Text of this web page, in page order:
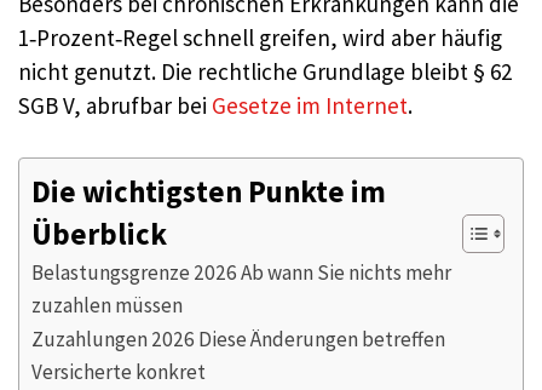
1‑Prozent‑Regel schnell greifen, wird aber häufig
nicht genutzt. Die rechtliche Grundlage bleibt § 62
SGB V, abrufbar bei Gesetze im Internet.
Die wichtigsten Punkte im
Überblick
Belastungsgrenze 2026 Ab wann Sie nichts mehr
zuzahlen müssen
Zuzahlungen 2026 Diese Änderungen betreffen
Versicherte konkret